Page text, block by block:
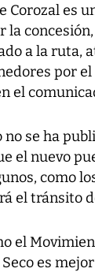
Corozal es
la
a la ruta,
por el
el
no se ha
el nuevo
como
el tránsito
el
es